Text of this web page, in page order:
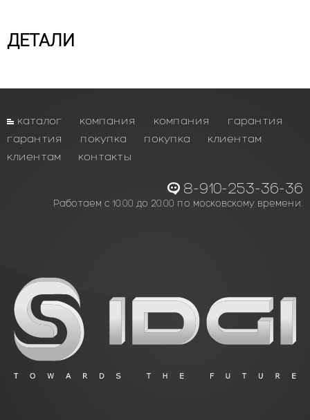
ДЕТАЛИ
каталог компания компания
гарантия
гарантия
покупка покупка
клиентам
клиентам
контакты
8-910-253-36-36
Работаем с 10.00 до 20.00 по московскому времени.